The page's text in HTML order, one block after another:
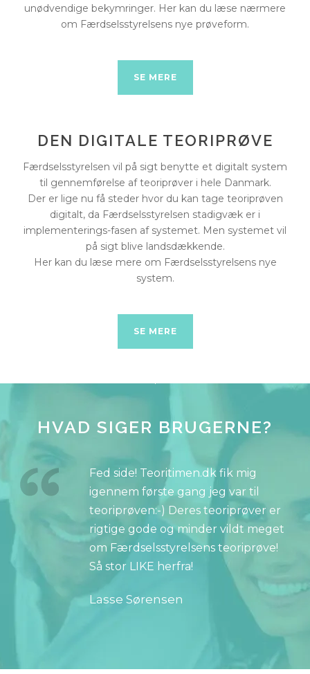
unødvendige bekymringer. Her kan du læse nærmere
om Færdselsstyrelsens nye prøveform.
SE MERE
DEN DIGITALE TEORIPRØVE
Færdselsstyrelsen vil på sigt benytte et digitalt system
til gennemførelse af teoriprøver i hele Danmark.
Der er lige nu få steder hvor du kan tage teoriprøven
digitalt, da Færdselsstyrelsen stadigvæk er i
implementerings-fasen af systemet. Men systemet vil
på sigt blive landsdækkende.
Her kan du læse mere om Færdselsstyrelsens nye
system.
SE MERE
HVAD SIGER BRUGERNE?
Fed side! Teoritimen.dk fik mig
igennem første gang jeg var til
teoriprøven:-) Deres teoriprøver er
rigtige gode og minder vildt meget
om Færdselsstyrelsens teoriprøve!
Så stor LIKE herfra!
Lasse Sørensen